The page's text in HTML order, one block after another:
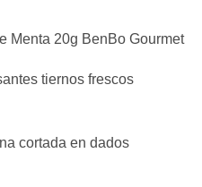
Menta 20g BenBo Gourmet
tiernos frescos
cortada en dados